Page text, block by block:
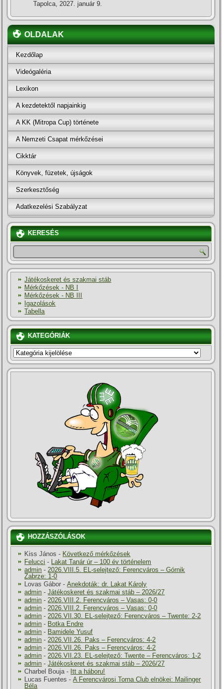
Tapolca, 2027. január 9.
OLDALAK
Kezdőlap
Videógaléria
Lexikon
A kezdetektől napjainkig
A KK (Mitropa Cup) története
A Nemzeti Csapat mérkőzései
Cikktár
Könyvek, füzetek, újságok
Szerkesztőség
Adatkezelési Szabályzat
KERESÉS
Játékoskeret és szakmai stáb
Mérkőzések - NB I
Mérkőzések - NB III
Igazolások
Tabella
KATEGÓRIÁK
KATEGÓRIÁK
HOZZÁSZÓLÁSOK
Kiss János - Következő mérkőzések
Felucci - Lakat Tanár úr – 100 év történelem
admin -2026.VIII.5. EL-selejtező: Ferencváros – Górnik
Zabrze: 1-0
Lovas Gábor -Anekdoták: dr. Lakat Károly
admin -Játékoskeret és szakmai stáb – 2026/27
admin -2026.VIII.2. Ferencváros – Vasas: 0-0
admin -2026.VIII.2. Ferencváros – Vasas: 0-0
admin -2026.VII.30. EL-selejtező: Ferencváros – Twente: 2-2
admin - Botka Endre
admin - Bamidele Yusuf
admin -2026.VII.26. Paks – Ferencváros: 4-2
admin -2026.VII.26. Paks – Ferencváros: 4-2
admin -2026.VII.23. EL-selejtező: Twente – Ferencváros: 1-2
admin -Játékoskeret és szakmai stáb – 2026/27
Charbel Bouja- Itt a háboru!
Lucas Fuentes -A Ferencvárosi Torna Club elnökei: Mailinger
Béla